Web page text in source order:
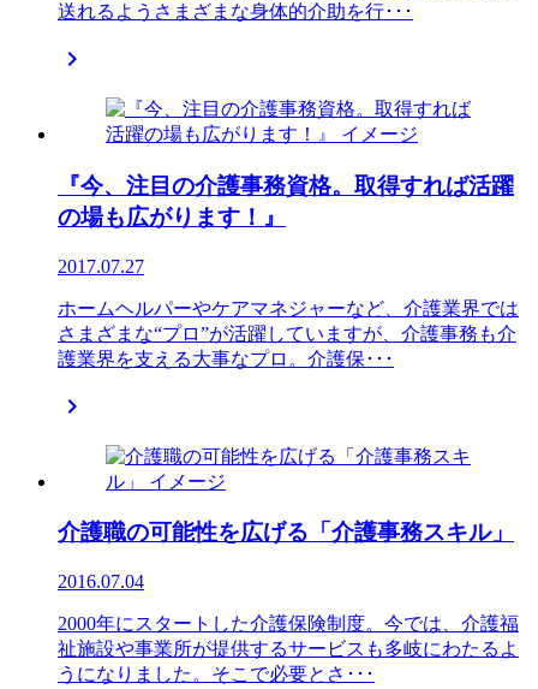
送れるようさまざまな身体的介助を行･･･

『今、注目の介護事務資格。取得すれば活躍
の場も広がります！』
2017.07.27
ホームヘルパーやケアマネジャーなど、介護業界では
さまざまな“プロ”が活躍していますが、介護事務も介
護業界を支える大事なプロ。介護保･･･

介護職の可能性を広げる「介護事務スキル」
2016.07.04
2000年にスタートした介護保険制度。今では、介護福
祉施設や事業所が提供するサービスも多岐にわたるよ
うになりました。そこで必要とさ･･･